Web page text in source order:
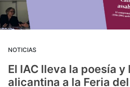
NOTICIAS
El IAC lleva la poesía
alicantina a la Feria